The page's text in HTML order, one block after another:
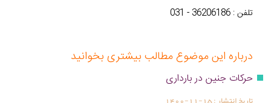
تلفن : 36206186 - 031
درباره این موضوع مطالب بیشتری بخوانید
حرکات جنین در بارداری